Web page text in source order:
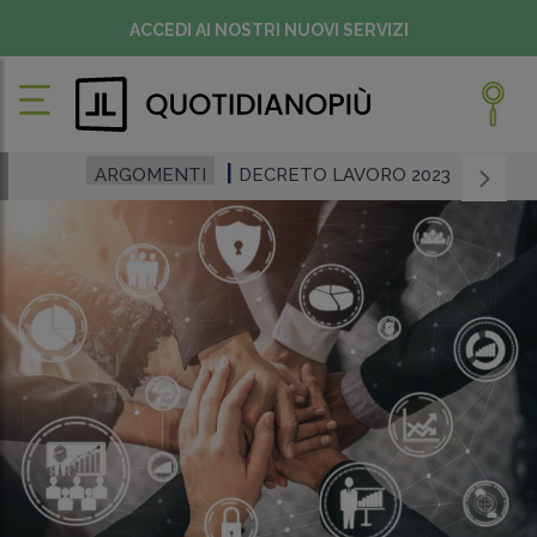
ACCEDI AI NOSTRI NUOVI SERVIZI
ARGOMENTI DECRETO LAVORO 2023